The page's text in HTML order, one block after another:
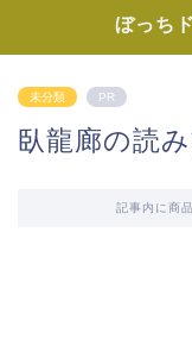
ぼっち
未分類 PR
臥龍廊の読
記事内に商